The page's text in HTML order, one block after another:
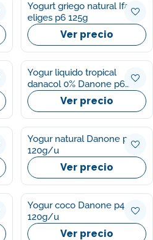
Yogurt griego natural Ifa
eliges p6 125g
Ver precio
Yogur liquido tropical
danacol 0% Danone p6
100g/u Ver precio
Yogur natural Danone p8
120g/u
Ver precio
Yogur coco Danone p4
120g/u
Ver precio